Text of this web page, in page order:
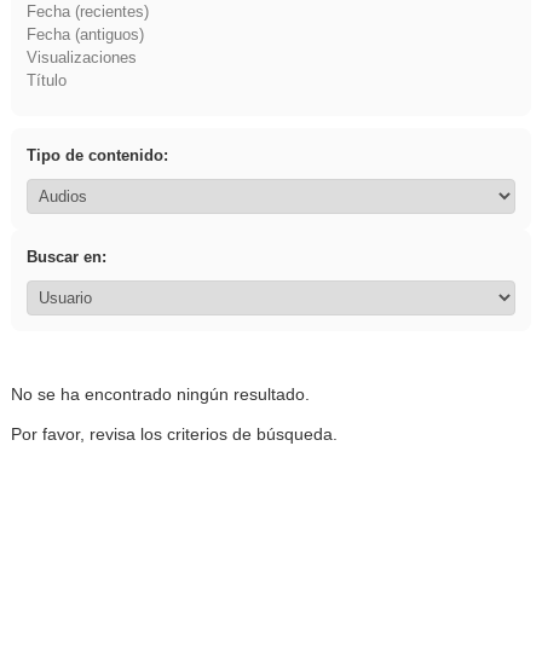
Fecha (recientes)
Fecha (antiguos)
Visualizaciones
Título
Tipo de contenido:
Buscar en:
No se ha encontrado ningún resultado.
Por favor, revisa los criterios de búsqueda.